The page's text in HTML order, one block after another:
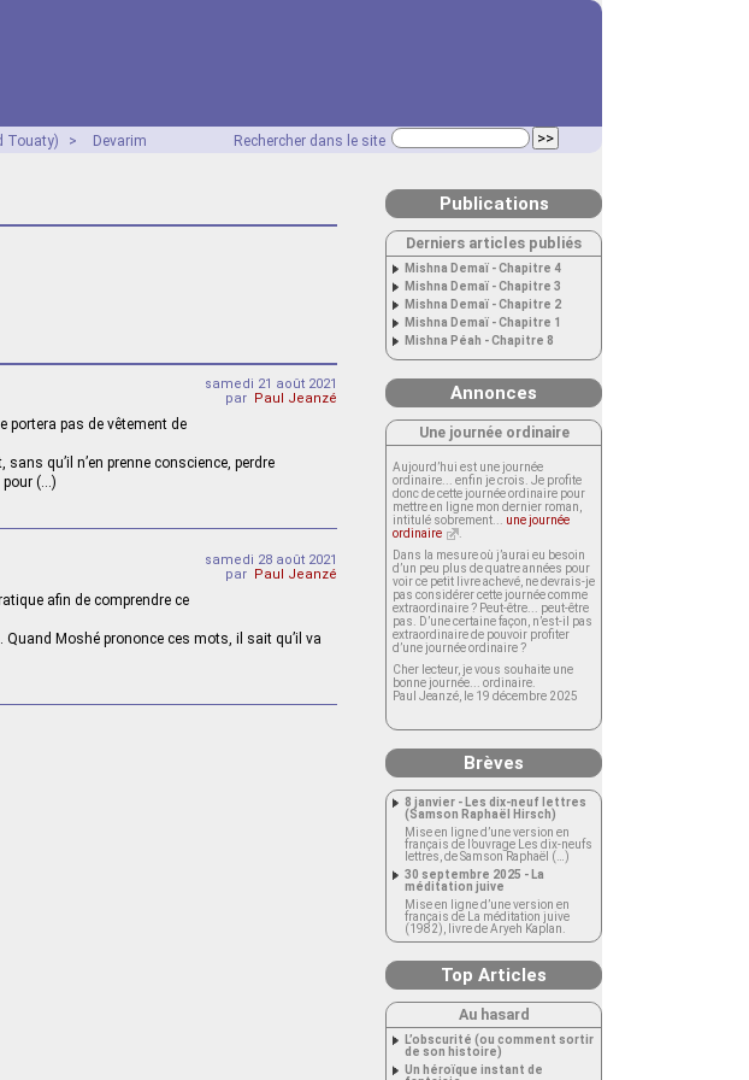
Rechercher dans le site
Touaty) > Devarim
samedi 21 août 2021
par Paul Jeanzé
portera pas de vêtement de
qu’il n’en prenne conscience, perdre
pour (…)
samedi 28 août 2021
par Paul Jeanzé
afin de comprendre ce
Moshé prononce ces mots, il sait qu’il va
Publications
Derniers articles publiés
Mishna Demaï - Chapitre 4
Mishna Demaï - Chapitre 3
Mishna Demaï - Chapitre 2
Mishna Demaï - Chapitre 1
Mishna Péah - Chapitre 8
Annonces
Une journée ordinaire
Aujourd’hui est une journée
ordinaire... enfin je crois. Je profite
donc de cette journée ordinaire pour
mettre en ligne mon dernier roman,
intitulé sobrement... une journée
ordinaire
Dans la mesure où j’aurai eu besoin
d’un peu plus de quatre années pour
voir ce petit livre achevé, ne devrais-je
pas considérer cette journée comme
extraordinaire ? Peut-être... peut-être
pas. D’une certaine façon, n’est-il pas
extraordinaire de pouvoir profiter
d’une journée ordinaire ?
Cher lecteur, je vous souhaite une
bonne journée... ordinaire.
Paul Jeanzé, le 19 décembre 2025
Brèves
8 janvier - Les dix-neuf lettres
(Samson Raphaël Hirsch)
Mise en ligne d’une version en
français de l’ouvrage Les dix-neufs
lettres, de Samson Raphaël (…)
30 septembre 2025 - La
méditation juive
Mise en ligne d’une version en
français de La méditation juive
(1982), livre de Aryeh Kaplan.
Top Articles
Au hasard
L’obscurité (ou comment sortir
de son histoire)
Un héroïque instant de